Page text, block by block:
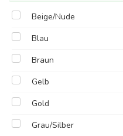
Beige/Nude
Blau
Braun
Gelb
Gold
Grau/Silber